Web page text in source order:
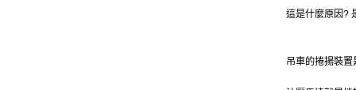
這是什麼原因?
吊車的捲揚裝